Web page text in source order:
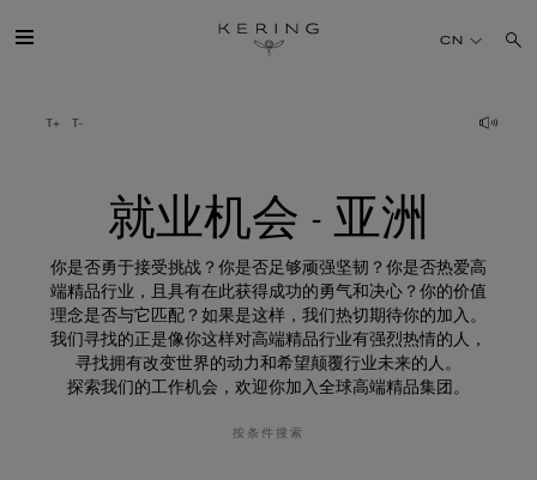
业
机
可持续发展
FINANCE
CN
就业机会 - 亚洲
你是否勇于接受挑战？你是否足够顽强坚韧？你是否热爱高
端精品行业，且具有在此获得成功的勇气和决心？你的价值
理念是否与它匹配？如果是这样，我们热切期待你的加入。
我们寻找的正是像你这样对高端精品行业有强烈热情的人，
寻找拥有改变世界的动力和希望颠覆行业未来的人。
探索我们的工作机会，欢迎你加入全球高端精品集团。
按条件搜索